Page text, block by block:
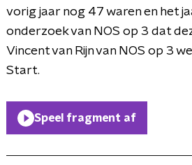
vorig jaar nog 47 waren en het
onderzoek van NOS op 3 dat
Vincent van Rijn van NOS op 3
Start.
Speel fragment af